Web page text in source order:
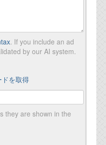
. If you include an ad
by our AI system.
ドを取得
they are shown in the